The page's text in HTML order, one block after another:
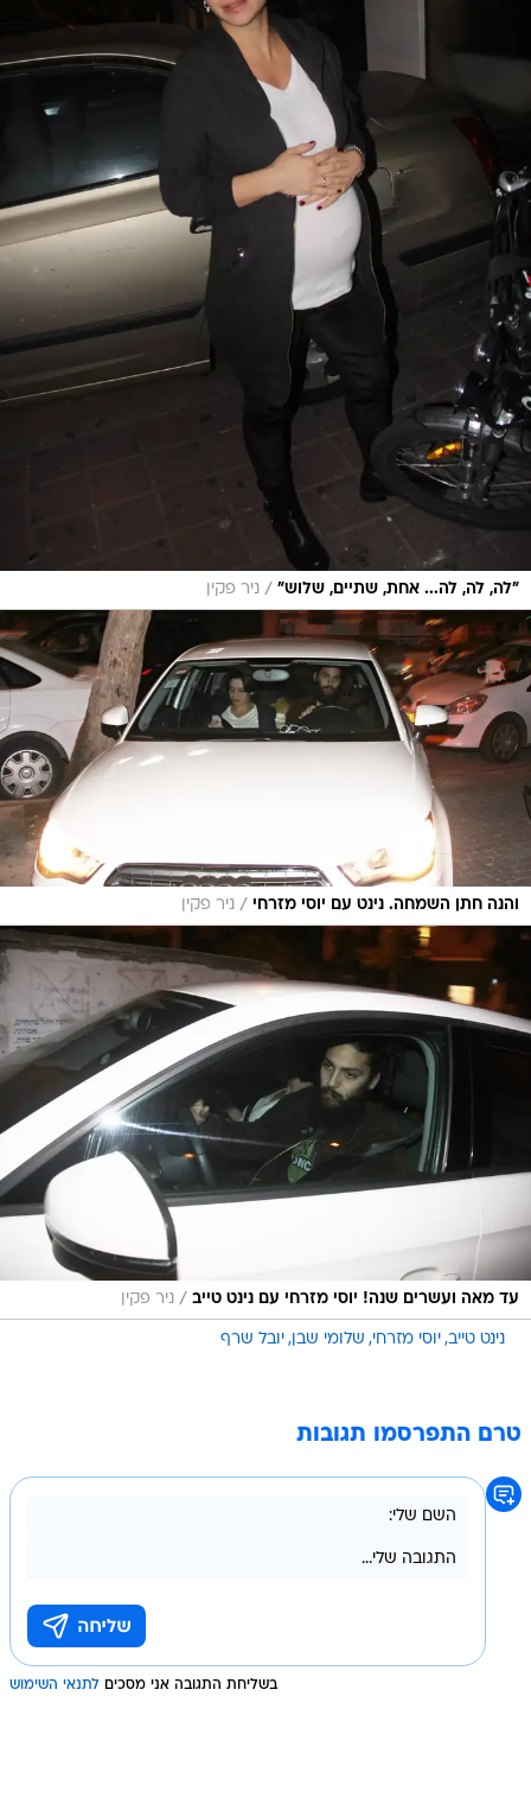
"לה, לה, לה... אחת, שתיים, שלוש" / ניר פקין
והנה חתן השמחה. נינט עם יוסי מזרחי / ניר פקין
עד מאה ועשרים שנה! יוסי מזרחי עם נינט טייב / ניר פקין
נינט טייב יוסי מזרחי שלומי שבן יובל שרף
טרם התפרסמו תגובות
בשליחת התגובה אני מסכים לתנאי השימוש